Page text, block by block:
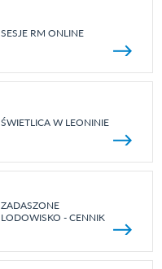
SESJE RM ONLINE
ŚWIETLICA W LEONINIE
ZADASZONE
LODOWISKO - CENNIK